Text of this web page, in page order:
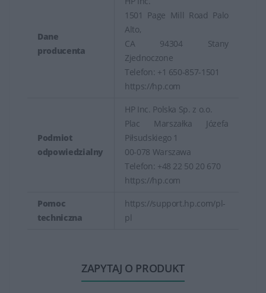
Dane
producenta
1501 Page Mill Road Palo
Alto,
CA 94304 Stany
Zjednoczone
Telefon: +1 650-857-1501
https://hp.com
Podmiot
odpowiedzialny
HP Inc. Polska Sp. z o.o.
Plac Marszałka Józefa
Piłsudskiego 1
00-078 Warszawa
Telefon: +48 22 50 20 670
https://hp.com
Pomoc
techniczna
https://support.hp.com/pl-
pl
ZAPYTAJ O PRODUKT